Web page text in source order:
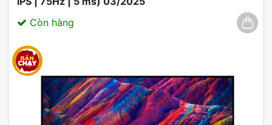
HÌNH ASUS OLED CARE
nhắc làm sạch pixel kịp thời, trình bảo vệ màn hình,
tính năng di chuyển màn hình, v.v. để bảo vệ tấm
nền OLED và đảm bảo tuổi thọ của màn hình.
Còn hàng